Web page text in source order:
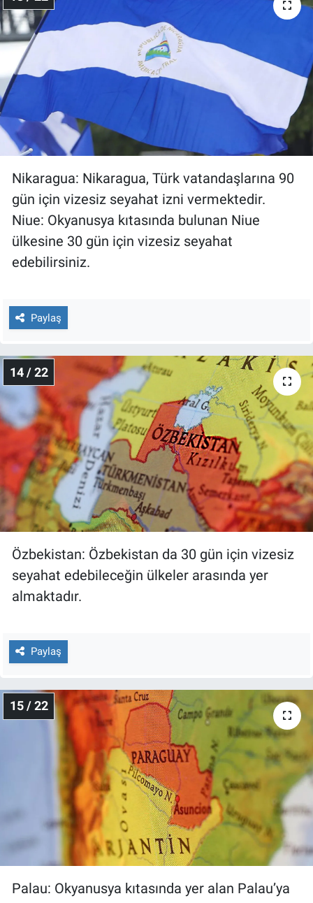
Nikaragua: Nikaragua, Türk vatandaşlarına 90
gün için vizesiz seyahat izni vermektedir.
Niue: Okyanusya kıtasında bulunan Niue
ülkesine 30 gün için vizesiz seyahat
edebilirsiniz.
Paylaş
14 / 22
Özbekistan: Özbekistan da 30 gün için vizesiz
seyahat edebileceğin ülkeler arasında yer
almaktadır.
Paylaş
15 / 22
Palau: Okyanusya kıtasında yer alan Palau’ya